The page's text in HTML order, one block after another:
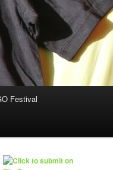
Festival